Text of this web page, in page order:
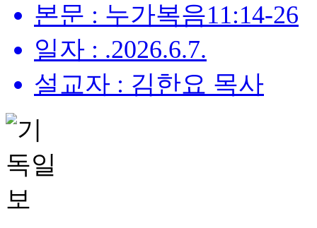
본문 : 누가복음11:14-26
일자 : .2026.6.7.
설교자 : 김한요 목사